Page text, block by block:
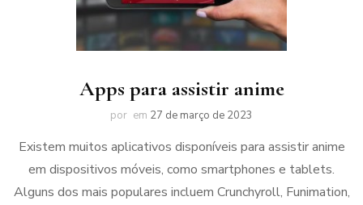
Apps para assistir anime
por em 27 de março de 2023
Existem muitos aplicativos disponíveis para assistir anime
em dispositivos móveis, como smartphones e tablets.
Alguns dos mais populares incluem Crunchyroll, Funimation,